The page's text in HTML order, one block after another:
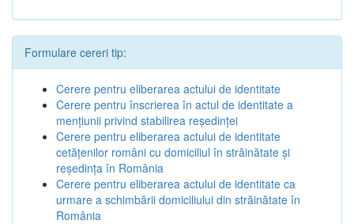
Formulare cereri tip:
Cerere pentru eliberarea actului de identitate
Cerere pentru înscrierea în actul de identitate a
menţiunii privind stabilirea reşedinţei
Cerere pentru eliberarea actului de identitate
cetăţenilor români cu domiciliul în străinătate şi
reşedinţa în România
Cerere pentru eliberarea actului de identitate ca
urmare a schimbării domiciliului din străinătate în
România